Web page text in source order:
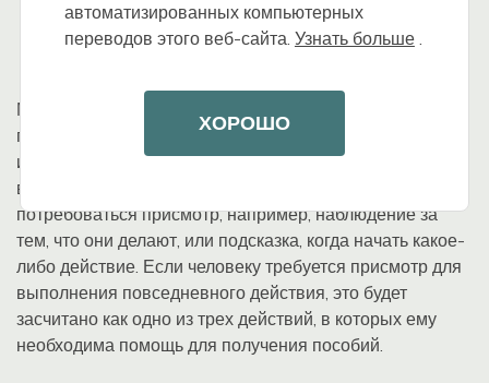
Образование и обучение, временный уход,
Многие люди с когнитивными нарушениями, такими как
проблемы с памятью и принятием решений,
испытывают трудности с самостоятельным
выполнением повседневных действий. Им может
потребоваться присмотр, например, наблюдение за
тем, что они делают, или подсказка, когда начать какое-
либо действие. Если человеку требуется присмотр для
выполнения повседневного действия, это будет
засчитано как одно из трех действий, в которых ему
необходима помощь для получения пособий.
автоматизированных компьютерных
переводов этого веб-сайта. Узнать больше.
ХОРОШО